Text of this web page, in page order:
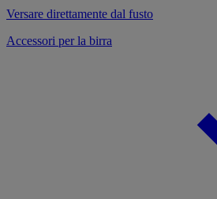
Versare direttamente dal fusto
Accessori per la birra